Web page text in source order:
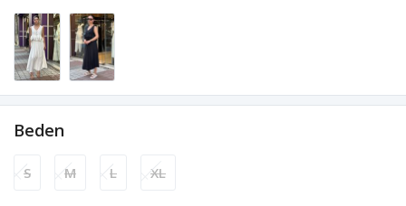
Beden
S M L XL